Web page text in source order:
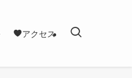
アクセス